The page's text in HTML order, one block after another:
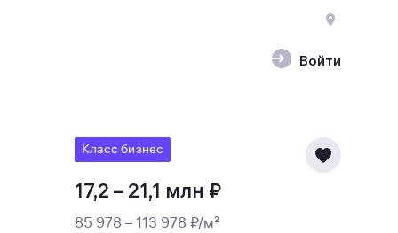
Войти
Класс бизнес
17,2 – 21,1 млн ₽
85 978 – 113 978 ₽/м²